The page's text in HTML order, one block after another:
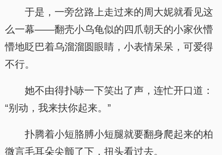
于是，一旁岔路上走过来的周大妮就看见这
么一幕——翻壳小乌龟似的四爪朝天的小家伙懵
懵地眨巴着乌溜溜圆眼睛，小表情呆呆，可爱得
不行。
她不由得扑哧一下笑出了声，连忙开口道：
“别动，我来扶你起来。”
扑腾着小短胳膊小短腿就要翻身爬起来的柏
微言毛耳朵尖颤了下，扭头看过去。